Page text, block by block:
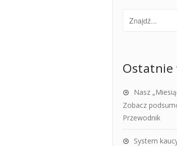
Ostatnie
Nasz
Zobacz
Przewodnik
System